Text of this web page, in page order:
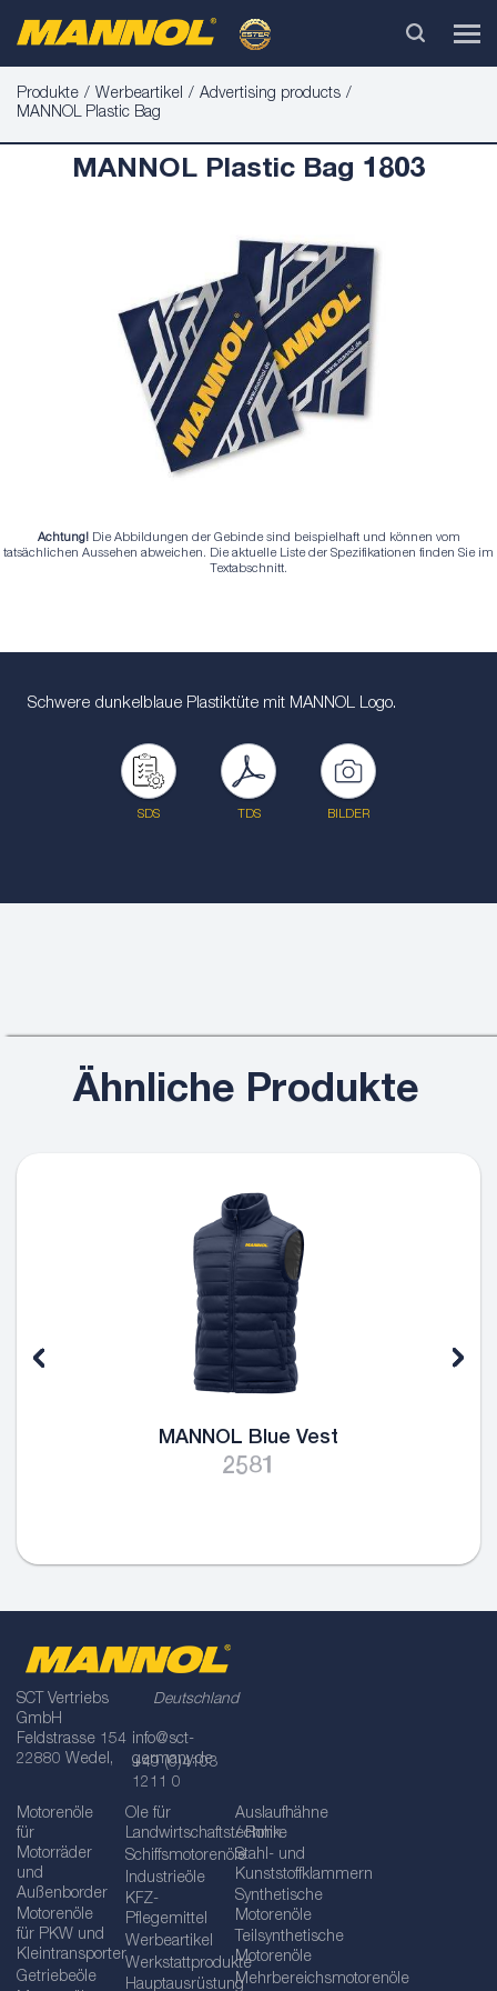
Produkte Werbeartikel
Advertising products
MANNOL Plastic Bag
MANNOL Plastic Bag 1803
Achtung! Die Abbildungen der Gebinde sind beispielhaft und können vom
tatsächlichen Aussehen abweichen. Die aktuelle Liste der Spezifikationen finden Sie im
Textabschnitt.
Schwere dunkelblaue Plastiktüte mit MANNOL Logo.
SDS TDS BILDER
Ähnliche Produkte
MANNOL Blue Vest
2581
SCT Vertriebs
GmbH
Feldstrasse 154
22880 Wedel,
Deutschland
info@sct-
germany.de
+49 (0)4103
1211 0
Motorenöle
für
Motorräder
und
Außenborder
Motorenöle
für PKW und
Kleintransporter
Getriebeöle
Öle für
Landwirtschaftstechnik
Schiffsmotorenöle
Industrieöle
KFZ-
Pflegemittel
Werbeartikel
Werkstattprodukte
Hauptausrüstung
Auslaufhähne
/ Rohre
Stahl- und
Kunststoffklammern
Synthetische
Motorenöle
Teilsynthetische
Motorenöle
Mehrbereichsmotorenöle